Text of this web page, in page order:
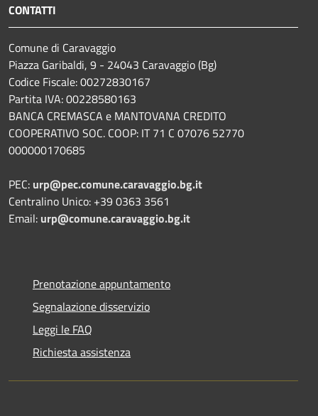
CONTATTI
Comune di Caravaggio
Piazza Garibaldi, 9 - 24043 Caravaggio (Bg)
Codice Fiscale: 00272830167
Partita IVA: 00228580163
BANCA CREMASCA e MANTOVANA CREDITO
COOPERATIVO SOC. COOP: IT 71 C 07076 52770
000000170685
PEC: urp@pec.comune.caravaggio.bg.it
Centralino Unico: +39 0363 3561
Email: urp@comune.caravaggio.bg.it
Prenotazione appuntamento
Segnalazione disservizio
Leggi le FAQ
Richiesta assistenza